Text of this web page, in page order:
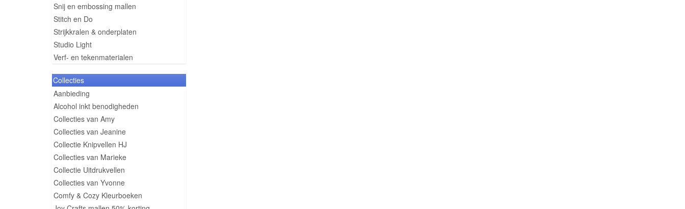
Snij en embossing mallen
Stitch en Do
Strijkkralen & onderplaten
Studio Light
Verf- en tekenmaterialen
Collecties
Aanbieding
Alcohol inkt benodigheden
Collecties van Amy
Collecties van Jeanine
Collectie Knipvellen HJ
Collecties van Marieke
Collectie Uitdrukvellen
Collecties van Yvonne
Comfy & Cozy Kleurboeken